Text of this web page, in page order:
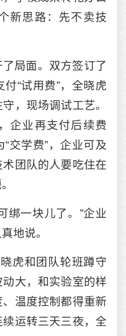
新思路：先不卖技
局面。双方签订了
“试用费”，全晓虎
，现场调试工艺。
企业再支付后续费
交学费”，企业可及
团队的人要吃住在
绑一块儿了。”企业
地说。
虎和团队轮班蹲守
大，和实验室的样
温度控制都得重新
运转三天三夜，全